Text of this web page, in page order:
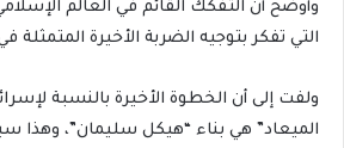
وأوضح أن التفكك القائم في العالم
التي تفكر بتوجيه الضربة الأخيرة المتمثلة
ولفت إلى أن الخطوة الأخيرة بالنسبة
الميعاد” هي بناء “هيكل سليمان”،